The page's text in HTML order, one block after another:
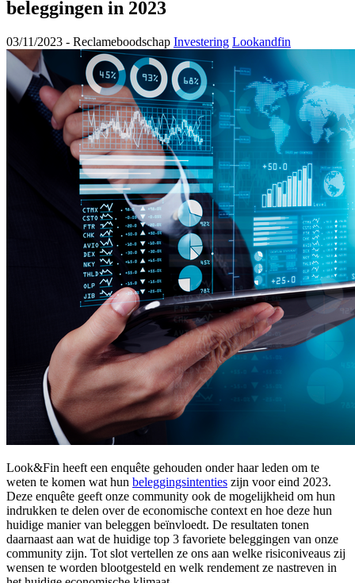
beleggingen in 2023
03/11/2023 - Reclameboodschap Investering Lookandfin
Look&Fin heeft een enquête gehouden onder haar leden om te
weten te komen wat hun beleggingsintenties zijn voor eind 2023.
Deze enquête geeft onze community ook de mogelijkheid om hun
indrukken te delen over de economische context en hoe deze hun
huidige manier van beleggen beïnvloedt. De resultaten tonen
daarnaast aan wat de huidige top 3 favoriete beleggingen van onze
community zijn. Tot slot vertellen ze ons aan welke risiconiveaus zij
wensen te worden blootgesteld en welk rendement ze nastreven in